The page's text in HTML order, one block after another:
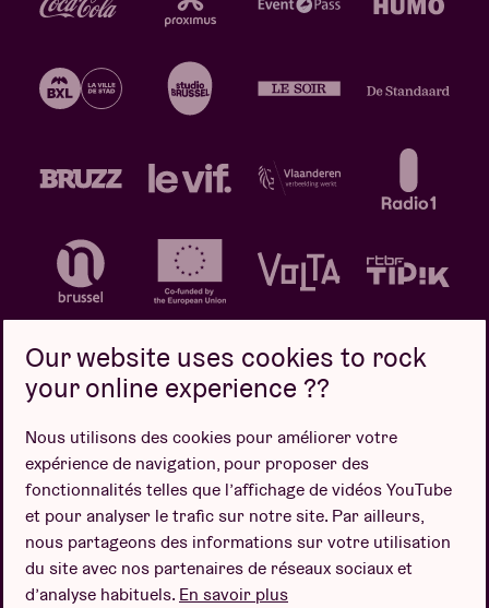
Politique de confidentialité
Politique de cookies
Conditions de vente
Design par
Our website uses cookies to rock
your online experience ??
Nous utilisons des cookies pour améliorer votre
expérience de navigation, pour proposer des
fonctionnalités telles que l’affichage de vidéos YouTube
et pour analyser le trafic sur notre site. Par ailleurs,
nous partageons des informations sur votre utilisation
du site avec nos partenaires de réseaux sociaux et
d’analyse habituels. En savoir plus